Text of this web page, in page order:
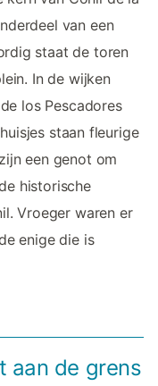
van een
staat de toren
In de wijken
los Pescadores
staan fleurige
een genot om
historische
Vroeger waren er
enige die is
aan de grens